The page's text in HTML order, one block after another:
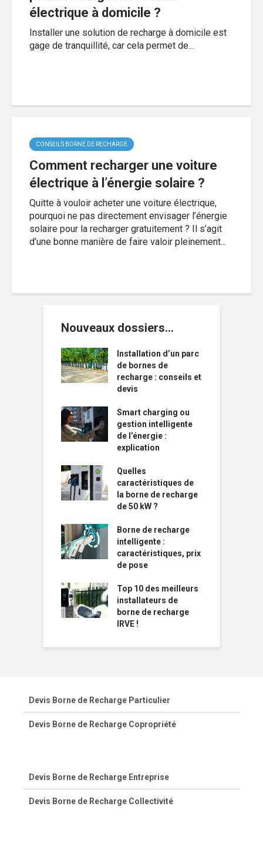
électrique à domicile ?
Installer une solution de recharge à domicile est
gage de tranquillité, car cela permet de...
CONSEILS BORNE DE RECHARGE
Comment recharger une voiture
électrique à l’énergie solaire ?
Quitte à vouloir acheter une voiture électrique,
pourquoi ne pas directement envisager l’énergie
solaire pour la recharger gratuitement ? Il s’agit
d’une bonne manière de faire valoir pleinement...
Nouveaux dossiers…
Installation d’un parc
de bornes de
recharge : conseils et
devis
Smart charging ou
gestion intelligente
de l’énergie :
explication
Quelles
caractéristiques de
la borne de recharge
de 50 kW ?
Borne de recharge
intelligente :
caractéristiques, prix
de pose
Top 10 des meilleurs
installateurs de
borne de recharge
IRVE !
Devis Borne de Recharge Particulier
Devis Borne de Recharge Copropriété
Devis Borne de Recharge Entreprise
Devis Borne de Recharge Collectivité